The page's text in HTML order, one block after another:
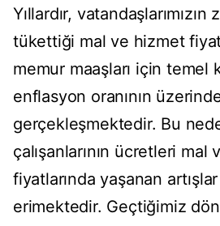
Yıllardır,
tükettiği mal ve hizmet
memur maaşları için temel
enflasyon oranının
gerçekleşmektedir. Bu
çalışanlarının ücretleri mal
fiyatlarında yaşanan artışlar
erimektedir. Geçtiğimiz